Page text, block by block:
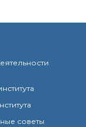
советы